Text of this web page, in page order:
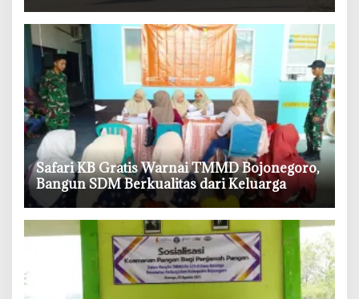
‎Safari KB Gratis Warnai TMMD Bojonegoro,
Bangun SDM Berkualitas dari Keluarga